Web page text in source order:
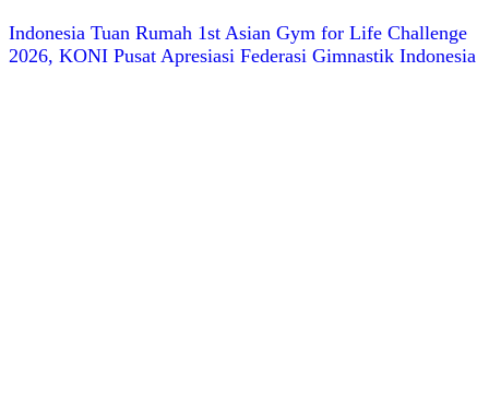
Indonesia Tuan Rumah 1st Asian Gym for Life Challenge
2026, KONI Pusat Apresiasi Federasi Gimnastik Indonesia